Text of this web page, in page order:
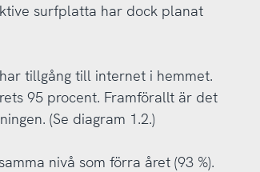
surfplatta har dock planat
tillgång till internet i hemmet.
95 procent. Framförallt är det
(Se diagram 1.2.)
nivå som förra året (93 %).